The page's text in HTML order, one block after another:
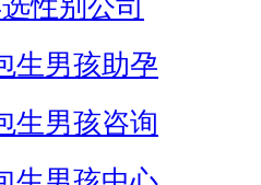
性别公司
生男孩助孕
生男孩咨询